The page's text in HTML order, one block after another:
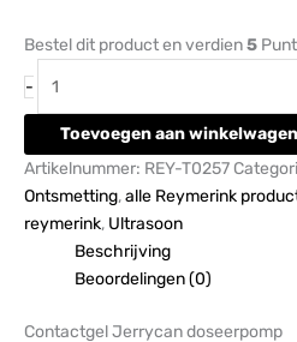
Bestel dit product en verdien5
-
Toevoegen aan winkelwagen
Artikelnummer: REY-T0257
Ontsmetting,alle Reymerink
reymerink, Ultrasoon
Beschrijving
Beoordelingen (0)
Contactgel Jerrycan doseerpomp